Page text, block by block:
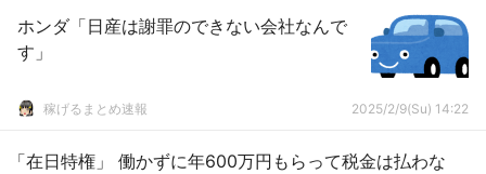
ホンダ「日産は謝罪のできない会社なんで
す」
稼げるまとめ速報 2025/2/9(Su) 14:22
「在日特権」 働かずに年600万円もらって税金は払わな